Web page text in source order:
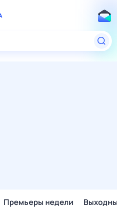
Премьеры недели